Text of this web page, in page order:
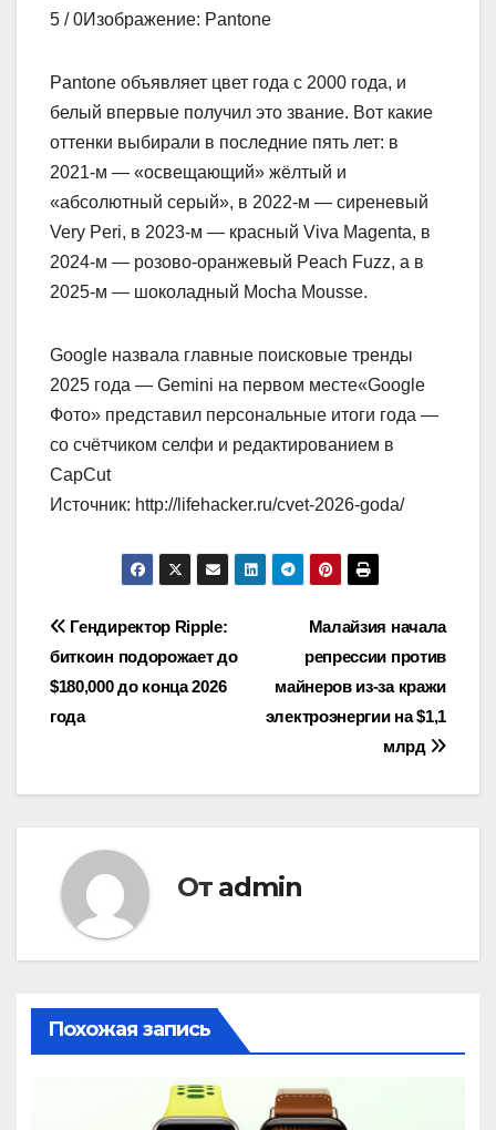
5 / 0Изображение: Pantone
Pantone объявляет цвет года с 2000 года, и
белый впервые получил это звание. Вот какие
оттенки выбирали в последние пять лет: в
2021‑м — «освещающий» жёлтый и
«абсолютный серый», в 2022‑м — сиреневый
Very Peri, в 2023‑м — красный Viva Magenta, в
2024‑м — розово-оранжевый Peach Fuzz, а в
2025‑м — шоколадный Mocha Mousse.
Google назвала главные поисковые тренды
2025 года — Gemini на первом месте«Google
Фото» представил персональные итоги года —
со счётчиком селфи и редактированием в
CapCut
Источник: http://lifehacker.ru/cvet-2026-goda/
Навигация
по
записям
Малайзия начала
репрессии против
майнеров из-за кражи
электроэнергии на $1,1
млрд
Гендиректор Ripple:
биткоин подорожает до
$180,000 до конца 2026
года
От admin
Похожая запись